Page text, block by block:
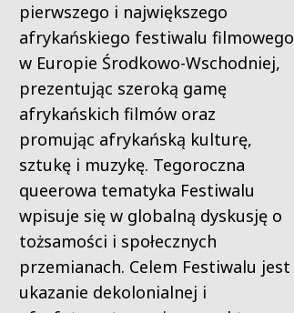
pierwszego i największego
afrykańskiego festiwalu filmowego
w Europie Środkowo-Wschodniej,
prezentując szeroką gamę
afrykańskich filmów oraz
promując afrykańską kulturę,
sztukę i muzykę. Tegoroczna
queerowa tematyka Festiwalu
wpisuje się w globalną dyskusję o
tożsamości i społecznych
przemianach. Celem Festiwalu jest
ukazanie dekolonialnej i